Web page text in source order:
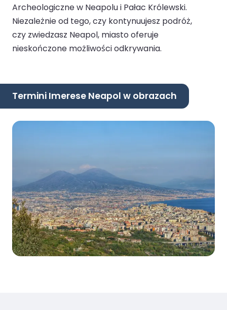
Archeologiczne w Neapolu i Pałac Królewski.
Niezależnie od tego, czy kontynuujesz podróż,
czy zwiedzasz Neapol, miasto oferuje
nieskończone możliwości odkrywania.
Termini Imerese Neapol w obrazach